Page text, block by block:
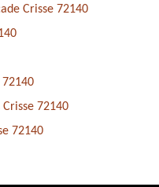
Crisse 72140
72140
72140